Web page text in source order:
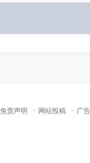
免责声明 网站投稿 广